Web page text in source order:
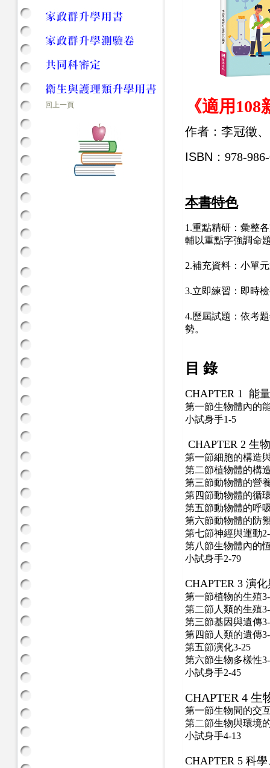
回上一頁 《適用
作者： 李冠徵
ISBN： 978-
本書特色
1.重點精研：彙整
輔以重點字強調命
2.補充資料：小單
3.立即練習：即時
4.歷屆試題：依考
勢。
目 錄
CHAPTER 1 能
第一節生物體內的
小試身手1-5
CHAPTER 2 生
第一節細胞的構造
第二節植物體的構
第三節動物體的營
第四節動物體的循
第五節動物體的呼
第六節動物體的防
第七節神經與運動
第八節生物體內的
小試身手2-79
CHAPTER 3 演
第一節植物的生殖
第二節人類的生殖
第三節基因與遺傳
第四節人類的遺傳
第五節演化3-25
第六節生物多樣性
小試身手2-45
CHAPTER 4 生
第一節生物間的交
第二節生物與環境
小試身手4-13
CHAPTER 5 科學